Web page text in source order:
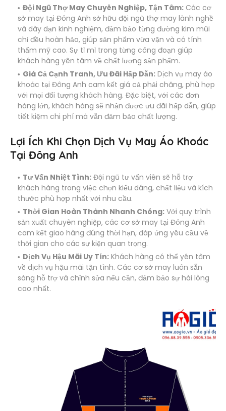
Đội Ngũ Thợ May Chuyên Nghiệp, Tận Tâm: Các cơ
sở may tại Đông Anh sở hữu đội ngũ thợ may lành nghề
và dày dạn kinh nghiệm, đảm bảo từng đường kim mũi
chỉ đều hoàn hảo, giúp sản phẩm vừa vặn và có tính
thẩm mỹ cao. Sự tỉ mỉ trong từng công đoạn giúp
khách hàng yên tâm về chất lượng sản phẩm.
Giá Cả Cạnh Tranh, Ưu Đãi Hấp Dẫn: Dịch vụ may áo
khoác tại Đông Anh cam kết giá cả phải chăng, phù hợp
với mọi đối tượng khách hàng. Đặc biệt, với các đơn
hàng lớn, khách hàng sẽ nhận được ưu đãi hấp dẫn, giúp
tiết kiệm chi phí mà vẫn đảm bảo chất lượng.
Lợi Ích Khi Chọn Dịch Vụ May Áo Khoác
Tại Đông Anh
Tư Vấn Nhiệt Tình: Đội ngũ tư vấn viên sẽ hỗ trợ
khách hàng trong việc chọn kiểu dáng, chất liệu và kích
thước phù hợp nhất với nhu cầu.
Thời Gian Hoàn Thành Nhanh Chóng: Với quy trình
sản xuất chuyên nghiệp, các cơ sở may tại Đông Anh
cam kết giao hàng đúng thời hạn, đáp ứng yêu cầu về
thời gian cho các sự kiện quan trọng.
Dịch Vụ Hậu Mãi Uy Tín: Khách hàng có thể yên tâm
về dịch vụ hậu mãi tận tình. Các cơ sở may luôn sẵn
sàng hỗ trợ và chỉnh sửa nếu cần, đảm bảo sự hài lòng
cao nhất.